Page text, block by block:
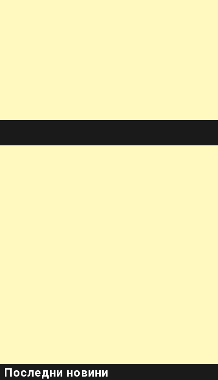
Последни новини